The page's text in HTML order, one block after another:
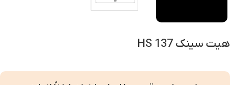
هیت سینک HS 137